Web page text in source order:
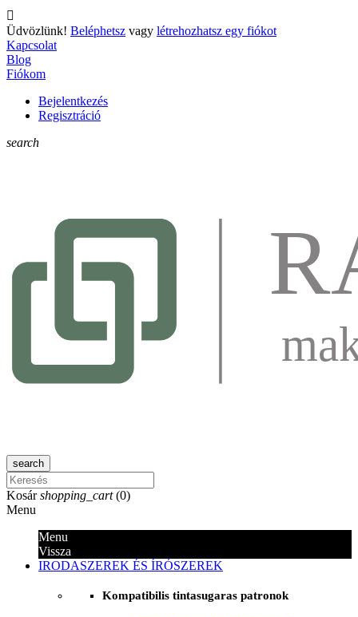

Üdvözlünk! Beléphetsz vagy létrehozhatsz egy fiókot
Kapcsolat
Blog
Fiókom
Bejelentkezés
Regisztráció
search
search
Kosár shopping_cart (0)
Menu
Menu
Vissza
IRODASZEREK ÉS ÍRÓSZEREK
Kompatibilis tintasugaras patronok